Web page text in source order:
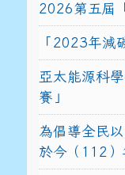
2026第五屆
「2023年減
亞太能源科
賽」
為倡導全民
於今（112）